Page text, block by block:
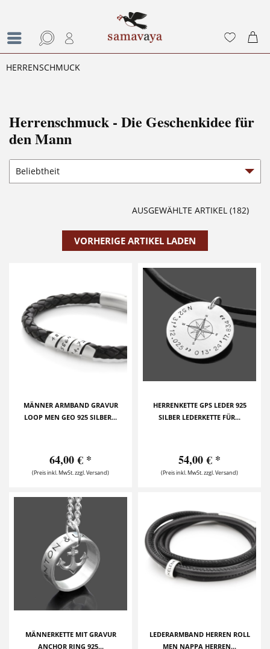
HERRENSCHMUCK
Herrenschmuck - Die Geschenkidee für
den Mann
AUSGEWÄHLTE ARTIKEL (182)
VORHERIGE ARTIKEL LADEN
MÄNNER ARMBAND GRAVUR
LOOP MEN GEO 925 SILBER...
64,00 € *
(Preis inkl. MwSt. zzgl. Versand)
HERRENKETTE GPS LEDER 925
SILBER LEDERKETTE FÜR...
54,00 € *
(Preis inkl. MwSt. zzgl. Versand)
MÄNNERKETTE MIT GRAVUR
ANCHOR RING 925...
LEDERARMBAND HERREN ROLL
MEN NAPPA HERREN...